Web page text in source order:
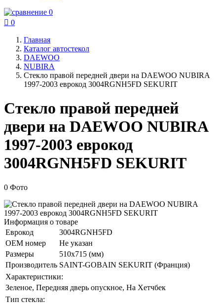
0
 0
Главная
Каталог автостекол
DAEWOO
NUBIRA
Стекло правой передней двери на DAEWOO NUBIRA
1997-2003 еврокод 3004RGNH5FD SEKURIT
Стекло правой передней
двери на DAEWOO NUBIRA
1997-2003 еврокод
3004RGNH5FD SEKURIT
0 Фото
Информация о товаре
Еврокод
3004RGNH5FD
ОЕМ номер
Не указан
Размеры
510x715 (мм)
Производитель SAINT-GOBAIN SEKURIT (Франция)
Характеристики:
Зеленое, Передняя дверь опускное, На Хетчбек
Тип стекла: